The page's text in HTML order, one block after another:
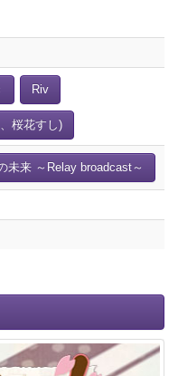
Riv
桜花すし)
未来 ～Relay broadcast～